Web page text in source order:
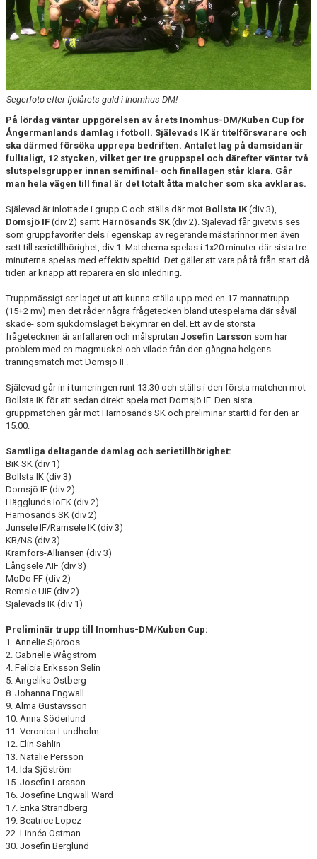
DIVISION 1 NORRA 2026
BILDGALLERI
HISTORIK
DOKUMENT
Segerfoto efter fjolårets guld i Inomhus-DM!
På lördag väntar uppgörelsen av årets Inomhus-DM/Kuben Cup för
Ångermanlands damlag i fotboll. Själevads IK är titelförsvarare och
ska därmed försöka upprepa bedriften. Antalet lag på damsidan är
fulltaligt, 12 stycken, vilket ger tre gruppspel och därefter väntar två
slutspelsgrupper innan semifinal- och finallagen står klara. Går
man hela vägen till final är det totalt åtta matcher som ska avklaras.
Själevad är inlottade i grupp C och ställs där mot Bollsta IK (div 3),
Domsjö IF (div 2) samt Härnösands SK (div 2). Själevad får givetvis ses
som gruppfavoriter dels i egenskap av regerande mästarinnor men även
sett till serietillhörighet, div 1. Matcherna spelas i 1x20 minuter där sista tre
minuterna spelas med effektiv speltid. Det gäller att vara på tå från start då
tiden är knapp att reparera en slö inledning.
Truppmässigt ser laget ut att kunna ställa upp med en 17-mannatrupp
(15+2 mv) men det råder några frågetecken bland utespelarna där såväl
skade- som sjukdomsläget bekymrar en del. Ett av de största
frågetecknen är anfallaren och målsprutan Josefin Larsson som har
problem med en magmuskel och vilade från den gångna helgens
träningsmatch mot Domsjö IF.
Själevad går in i turneringen runt 13.30 och ställs i den första matchen mot
Bollsta IK för att sedan direkt spela mot Domsjö IF. Den sista
gruppmatchen går mot Härnösands SK och preliminär starttid för den är
15.00.
Samtliga deltagande damlag och serietillhörighet:
BiK SK (div 1)
Bollsta IK (div 3)
Domsjö IF (div 2)
Hägglunds IoFK (div 2)
Härnösands SK (div 2)
Junsele IF/Ramsele IK (div 3)
KB/NS (div 3)
Kramfors-Alliansen (div 3)
Långsele AIF (div 3)
MoDo FF (div 2)
Remsle UIF (div 2)
Själevads IK (div 1)
Preliminär trupp till Inomhus-DM/Kuben Cup:
1. Annelie Sjöroos
2. Gabrielle Wågström
4. Felicia Eriksson Selin
5. Angelika Östberg
8. Johanna Engwall
9. Alma Gustavsson
10. Anna Söderlund
11. Veronica Lundholm
12. Elin Sahlin
13. Natalie Persson
14. Ida Sjöström
15. Josefin Larsson
16. Josefine Engwall Ward
17. Erika Strandberg
19. Beatrice Lopez
22. Linnéa Östman
30. Josefin Berglund